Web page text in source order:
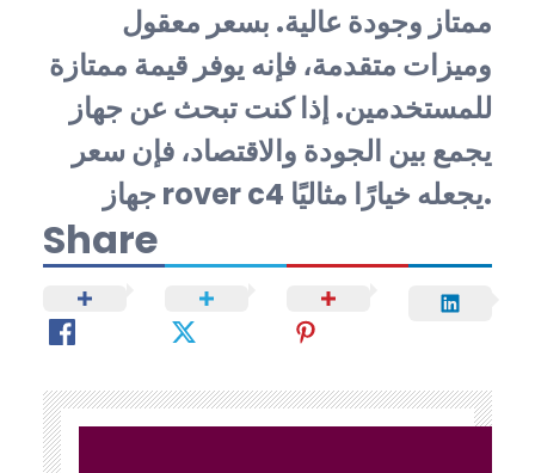
ممتاز وجودة عالية. بسعر معقول
وميزات متقدمة، فإنه يوفر قيمة ممتازة
للمستخدمين. إذا كنت تبحث عن جهاز
يجمع بين الجودة والاقتصاد، فإن سعر
جهاز rover c4 يجعله خيارًا مثاليًا.
Share